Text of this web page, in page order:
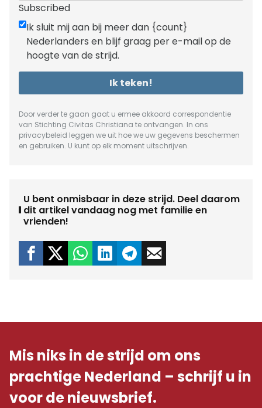
Subscribed
Ik sluit mij aan bij meer dan {count}
Nederlanders en blijf graag per e-mail op de
hoogte van de strijd.
Ik teken!
Door verder te gaan gaat u ermee akkoord correspondentie
van Stichting Civitas Christiana te ontvangen. In ons
privacybeleid leggen we uit hoe we uw gegevens beschermen
en gebruiken. U kunt op elk moment uitschrijven.
U bent onmisbaar in deze strijd. Deel daarom
dit artikel vandaag nog met familie en
vrienden!
Mis niks in de strijd om ons
prachtige Nederland – schrijf u in
voor de nieuwsbrief.